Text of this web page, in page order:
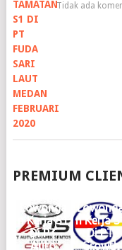
Tidak ada
PREMIUM
Lowonga
n Kerja S1
Di PT
Auto
n Kerja
Di PT
Growth